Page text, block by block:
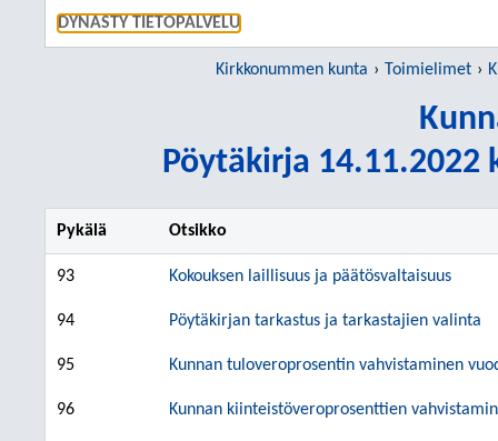
DYNASTY TIETOPALVELU
Kirkkonummen kunta Toimielimet
Pöytäkirja 14.11.2022
Pykälä Otsikko
93 Kokouksen laillisuus ja päätösvaltaisuus
94 Pöytäkirjan tarkastus ja tarkastajien valinta
95 Kunnan tuloveroprosentin vahvistaminen
96 Kunnan kiinteistöveroprosenttien